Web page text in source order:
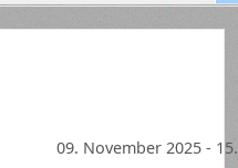
09. November 2025 -